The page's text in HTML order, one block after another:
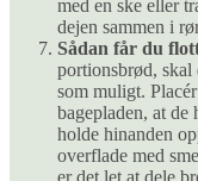
med en ske eller
dejen sammen i
Sådan får du
portionsbrød,
som muligt.
bagepladen, at de
holde hinanden
overflade med
er det let at dele